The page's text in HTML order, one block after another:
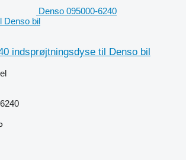
Denso 095000-6240
Denso bil
indsprøjtningsdyse til Denso bil